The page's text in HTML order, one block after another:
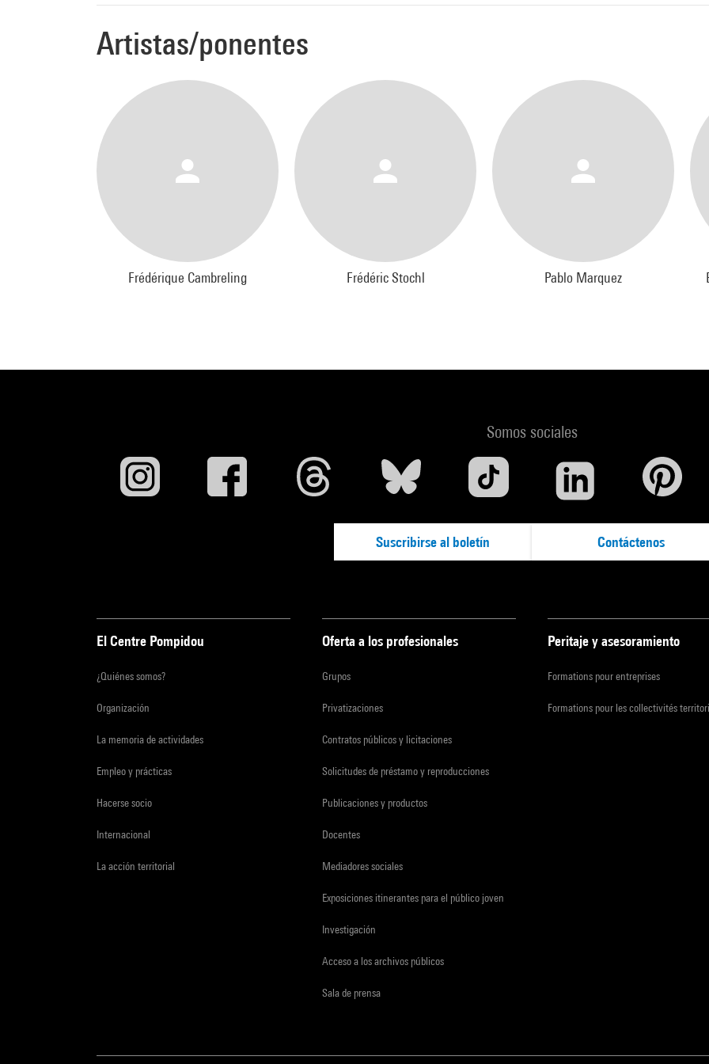
Yan Maresz : Sul Segno
Janis Petraskevic : Trop proche, trop loin
commande de l'Ensemble Intercontemporain, création mondiale
Pierluigi Billone : Legno. intile, pour ensemble
commande de l'Ensemble Intercontemporain, création mondiale
Christophe Bertrand Yet, pour ensemble
commande de l'Ensemble Intercontemporain
coproduction
Artistas/ponentes
Frédérique Cambreling Frédéric Stochl Pablo Marquez
Somos sociales
Suscribirse al boletín Contáctenos
El Centre Pompidou
¿Quiénes somos?
Organización
La memoria de actividades
Empleo y prácticas
Hacerse socio
Internacional
La acción territorial
Oferta a los profesionales
Grupos
Privatizaciones
Contratos públicos y licitaciones
Solicitudes de préstamo y reproducciones
Publicaciones y productos
Docentes
Mediadores sociales
Exposiciones itinerantes para el público joven
Investigación
Acceso a los archivos públicos
Sala de prensa
Peritaje y asesoramiento
Formations pour entreprises
Formations pour les collectivités